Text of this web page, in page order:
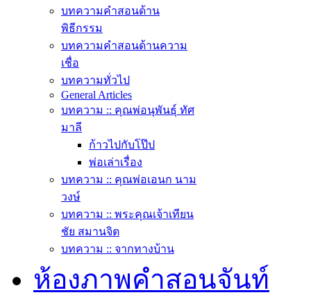
บทความคำสอนด้าน
พิธีกรรม
บทความคำสอนด้านความ
เชื่อ
บทความทั่วไป
General Articles
บทความ :: คุณพ่อนุพันธุ์ ทัศ
มาลี
ก้าวไปกับโป๊ป
พ่อเล่าเรื่อง
บทความ :: คุณพ่อเอนก นาม
วงษ์
บทความ :: พระคุณเจ้าเทียน
ชัย สมานจิต
บทความ :: จากทางบ้าน
ห้องภาพคำสอนจันท์